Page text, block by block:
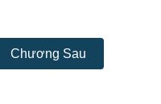
Chương Sau